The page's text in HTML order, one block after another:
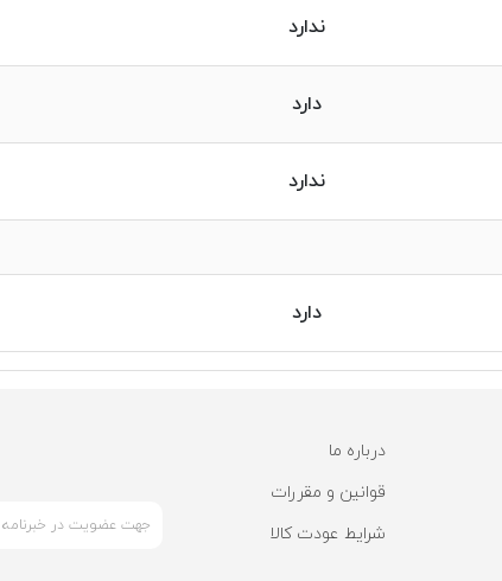
ندارد
دارد
ندارد
دارد
درباره ما
قوانین و مقررات
شرایط عودت کالا